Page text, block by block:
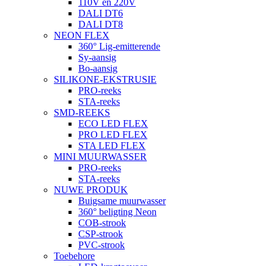
110V en 220V
DALI DT6
DALI DT8
NEON FLEX
360° Lig-emitterende
Sy-aansig
Bo-aansig
SILIKONE-EKSTRUSIE
PRO-reeks
STA-reeks
SMD-REEKS
ECO LED FLEX
PRO LED FLEX
STA LED FLEX
MINI MUURWASSER
PRO-reeks
STA-reeks
NUWE PRODUK
Buigsame muurwasser
360° beligting Neon
COB-strook
CSP-strook
PVC-strook
Toebehore